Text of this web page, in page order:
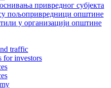
привредног субјекта
пољопривредници општине
у организацији општине
traffic
for investors